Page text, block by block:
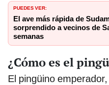
PUEDES VER:
El ave más rápida de
sorprendido a vecinos de
semanas
¿Cómo es el
El pingüino